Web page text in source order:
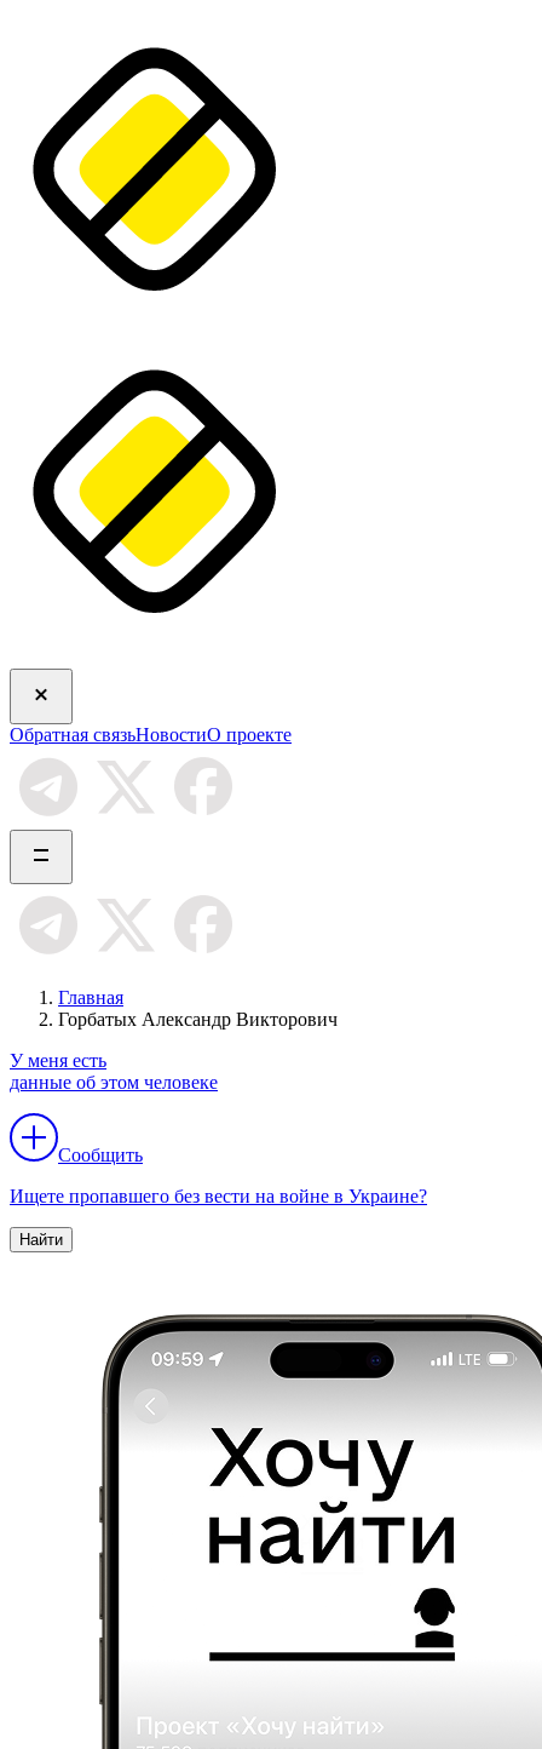
Обратная связьНовостиО проекте
Главная
Горбатых Александр Викторович
У меня есть
данные об этом человеке
Сообщить
Ищете пропавшего без вести на войне в Украине?
Найти